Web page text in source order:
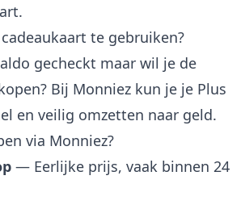
te gebruiken?
gecheckt maar wil je de
Bij Monniez kun je je Plus
en veilig omzetten naar geld.
via Monniez?
— Eerlijke prijs, vaak binnen 24